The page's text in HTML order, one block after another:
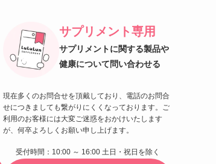
サプリメント専用
サプリメントに関する製品や
健康について問い合わせる
現在多くのお問合せを頂戴しており、電話のお問合
せにつきましても繋がりにくくなっております。ご
利用のお客様には大変ご迷惑をおかけいたします
が、何卒よろしくお願い申し上げます。
受付時間：10:00 ～ 16:00 土日・祝日を除く